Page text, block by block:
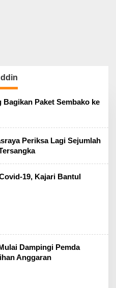
Bagikan Paket Sembako ke
Periksa Lagi Sejumlah
19, Kajari Bantul
Dampingi Pemda
Anggaran